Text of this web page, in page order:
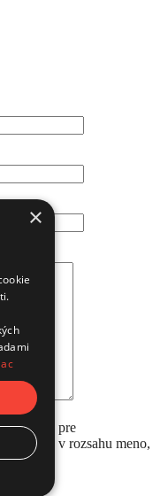
údajov pre
5 rokov v rozsahu meno,
×